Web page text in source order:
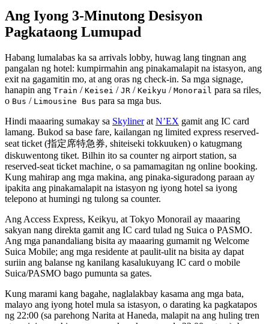
Ang Iyong 3-Minutong Desisyon
Pagkataong Lumupad
Habang lumalabas ka sa arrivals lobby, huwag lang tingnan ang
pangalan ng hotel: kumpirmahin ang pinakamalapit na istasyon, ang
exit na gagamitin mo, at ang oras ng check-in. Sa mga signage,
hanapin ang Train / Keisei / JR / Keikyu / Monorail para sa riles,
o Bus / Limousine Bus para sa mga bus.
Hindi maaaring sumakay sa Skylinerat N’EX gamit ang IC card
lamang. Bukod sa base fare, kailangan ng limited express reserved-
seat ticket (指定席特急券, shiteiseki tokkuuken) o katugmang
diskuwentong tiket. Bilhin ito sa counter ng airport station, sa
reserved-seat ticket machine, o sa pamamagitan ng online booking.
Kung mahirap ang mga makina, ang pinaka-siguradong paraan ay
ipakita ang pinakamalapit na istasyon ng iyong hotel sa iyong
telepono at humingi ng tulong sa counter.
Ang Access Express, Keikyu, at Tokyo Monorail ay maaaring
sakyan nang direkta gamit ang IC card tulad ng Suica o PASMO.
Ang mga panandaliang bisita ay maaaring gumamit ng Welcome
Suica Mobile; ang mga residente at paulit-ulit na bisita ay dapat
suriin ang balanse ng kanilang kasalukuyang IC card o mobile
Suica/PASMO bago pumunta sa gates.
Kung marami kang bagahe, naglalakbay kasama ang mga bata,
malayo ang iyong hotel mula sa istasyon, o darating ka pagkatapos
ng 22:00 (sa parehong Narita at Haneda, malapit na ang huling tren